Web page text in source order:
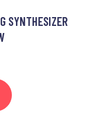
SYNTHESIZER